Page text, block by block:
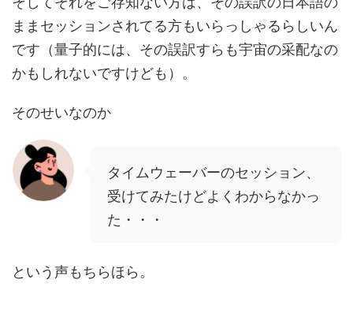
ままセッションされてる方もいらっしゃるらしいん
です（量子的には、その誤訳すらも宇宙の采配なの
かもしれないですけども）。
そのせいなのか
タイムウェーバーのセッション、
受けてみたけどよくわからなかっ
た・・・
という声もちらほら。